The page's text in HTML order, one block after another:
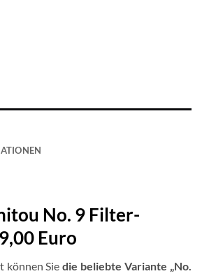
No. 9 Filter-
Euro
können Sie die beliebte Variante „No.